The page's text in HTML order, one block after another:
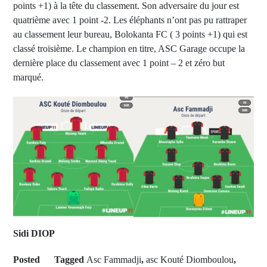
points +1) à la tête du classement. Son adversaire du jour est
quatrième avec 1 point -2. Les éléphants n’ont pas pu rattraper
au classement leur bureau, Bolokanta FC ( 3 points +1) qui est
classé troisième. Le champion en titre, ASC Garage occupe la
dernière place du classement avec 1 point – 2 et zéro but
marqué.
Sidi DIOP
Posted
Tagged Asc Fammadji,asc Kouté Diomboulou,